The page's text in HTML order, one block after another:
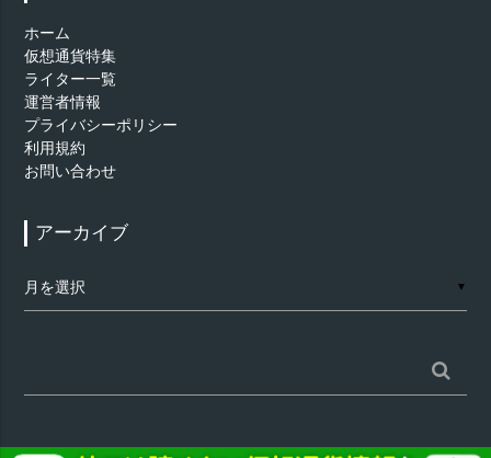
ホーム
仮想通貨特集
ライター一覧
運営者情報
プライバシーポリシー
利用規約
お問い合わせ
アーカイブ
ー
▼
索: